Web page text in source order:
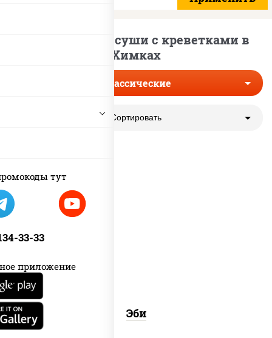
тут
33-33
приложение
Классические суши с креветками в
Химках
Классические
Сортировать
Эби